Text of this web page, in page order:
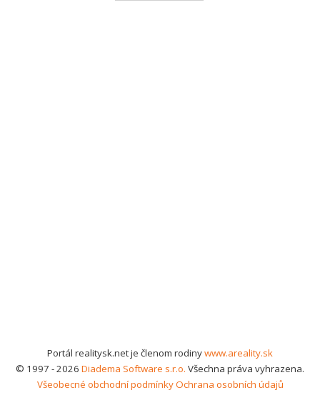
Portál realitysk.net je členom rodinywww.areality.sk
© 1997 - 2026 Diadema Software s.r.o. Všechna práva vyhrazena.
Všeobecné obchodní podmínkyOchrana osobních údajů